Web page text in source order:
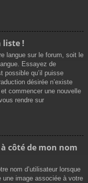
liste !
langue sur le forum, soit le
Essayez de
possible qu’il puisse
désirée n’existe
commencer une nouvelle
rendre sur
côté de mon nom
nom d’utilisateur lorsque
une image associée à votre